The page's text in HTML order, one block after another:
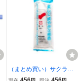
（まとめ買い）サクラク
レパス 絵の具 マット水彩